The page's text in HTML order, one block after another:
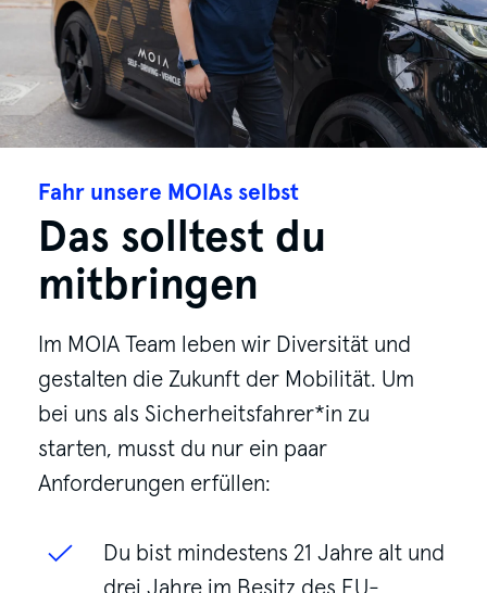
Fahr unsere MOIAs selbst
Das solltest du
mitbringen
Im MOIA Team leben wir Diversität und
gestalten die Zukunft der Mobilität. Um
bei uns als Sicherheitsfahrer*in zu
starten, musst du nur ein paar
Anforderungen erfüllen:
Du bist mindestens 21 Jahre alt und
drei Jahre im Besitz des EU-